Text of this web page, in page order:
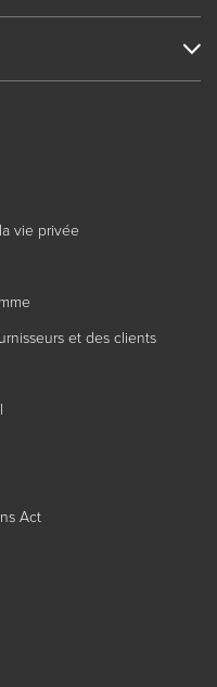
vie privée
et des clients
Act